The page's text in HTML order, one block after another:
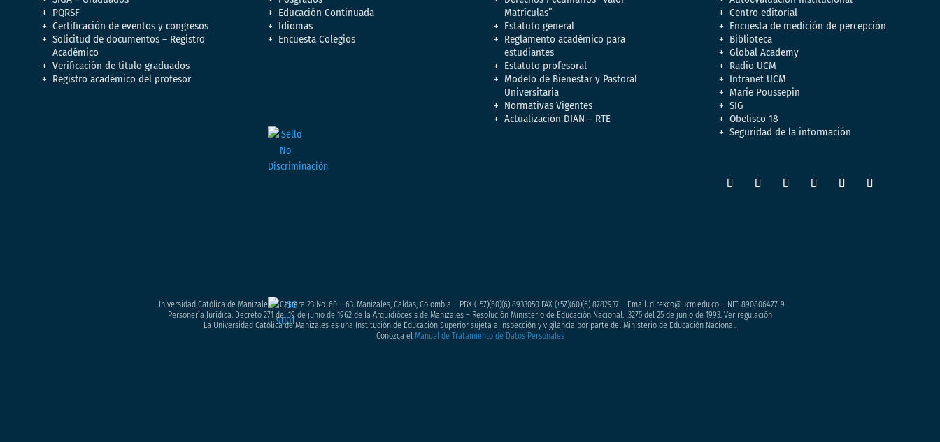
PQRSF
Certificación de eventos y congresos
Solicitud de documentos – Registro
Académico
Verificación de titulo graduados
Registro académico del profesor
Educación Continuada
Idiomas
Encuesta Colegios
Matrículas”
Estatuto general
Reglamento académico para
estudiantes
Estatuto profesoral
Modelo de Bienestar y Pastoral
Universitaria
Normativas Vigentes
Actualización DIAN – RTE
Centro editorial
Encuesta de medición de percepción
Biblioteca
Global Academy
Radio UCM
Intranet UCM
Marie Poussepin
SIG
Obelisco 18
Seguridad de la información
Universidad Católica de Manizales – Carrera 23 No. 60 – 63. Manizales, Caldas, Colombia – PBX (+57)(60)(6) 8933050FAX (+57)(60)(6) 8782937 – Email. direxco@ucm.edu.co – NIT: 890806477-9
Personería Jurídica: Decreto 271 del 19 de junio de 1962 de la Arquidiócesis de Manizales – Resolución Ministerio de Educación Nacional: 3275 del 25 de junio de 1993. Ver regulación
La Universidad Católica de Manizales es una Institución de Educación Superior sujeta a inspección y vigilancia por parte del Ministerio de Educación Nacional.
Conozca el Manual de Tratamiento de Datos Personales